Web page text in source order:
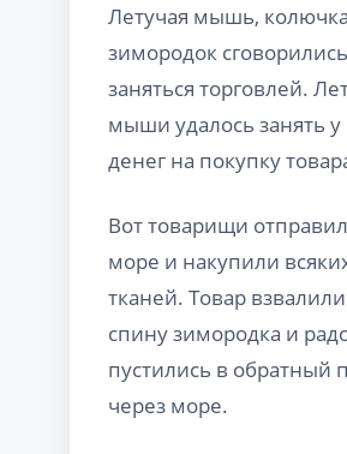
Летучая мышь,
зимородок сговорились
заняться торговлей.
мыши удалось занять у
денег на покупку
Вот товарищи
море и накупили
тканей. Товар
спину зимородка и
пустились в обратный
через море.